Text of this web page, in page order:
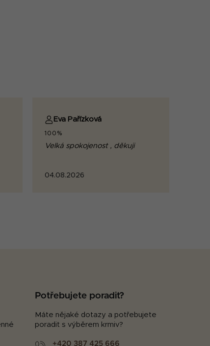
Eva Pařízková
100%
Velká spokojenost , děkuji
04.08.2026
Potřebujete poradit?
Máte nějaké dotazy a potřebujete
poradit s výběrem krmiv?
+420 387 425 666